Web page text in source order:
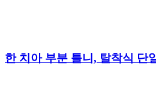
한 치아 부분 틀니, 탈착식 단